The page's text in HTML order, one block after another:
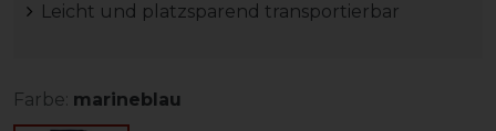
Leicht und platzsparend transportierbar
Farbe: marineblau